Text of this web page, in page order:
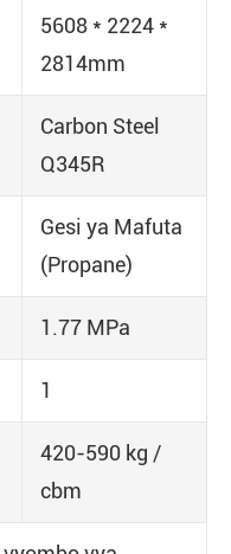
5608 * 2224 *
2814mm
Carbon Steel
Q345R
Gesi ya Mafuta
(Propane)
1.77 MPa
1
420-590 kg /
cbm